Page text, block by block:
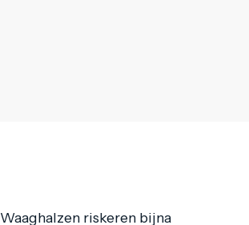
Waaghalzen riskeren bijna